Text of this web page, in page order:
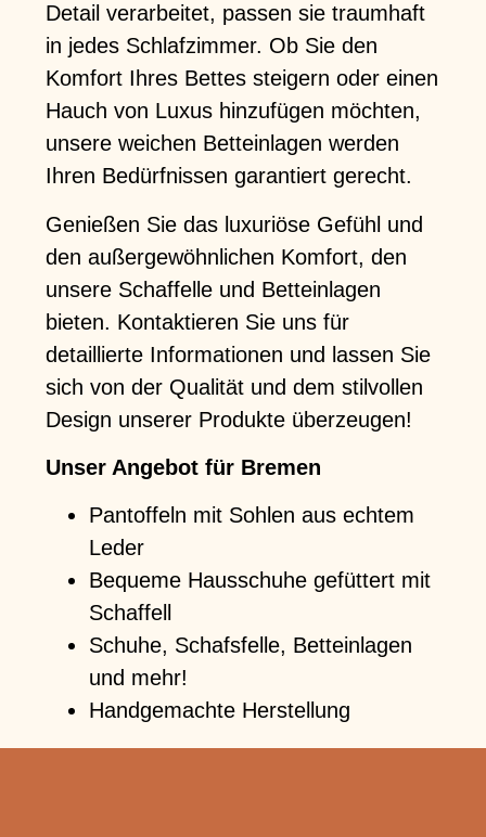
Detail verarbeitet, passen sie traumhaft
in jedes Schlafzimmer. Ob Sie den
Komfort Ihres Bettes steigern oder einen
Hauch von Luxus hinzufügen möchten,
unsere weichen Betteinlagen werden
Ihren Bedürfnissen garantiert gerecht.
Genießen Sie das luxuriöse Gefühl und
den außergewöhnlichen Komfort, den
unsere Schaffelle und Betteinlagen
bieten. Kontaktieren Sie uns für
detaillierte Informationen und lassen Sie
sich von der Qualität und dem stilvollen
Design unserer Produkte überzeugen!
Unser Angebot für Bremen
Pantoffeln mit Sohlen aus echtem
Leder
Bequeme Hausschuhe gefüttert mit
Schaffell
Schuhe, Schafsfelle, Betteinlagen
und mehr!
Handgemachte Herstellung